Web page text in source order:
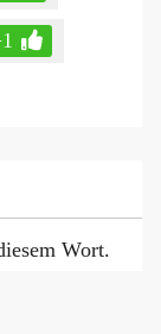
Wort.